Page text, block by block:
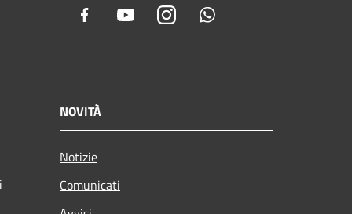
Facebook YoutubeInstagram
NOVITÀ
Notizie
Comunicati